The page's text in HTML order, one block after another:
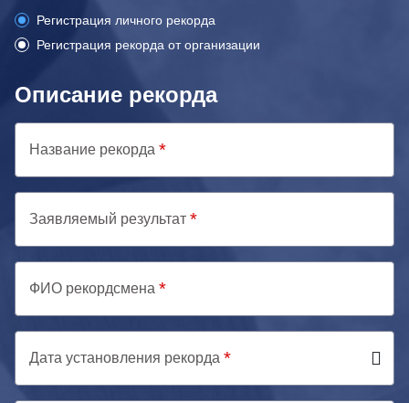
Регистрация личного рекорда
Регистрация рекорда от организации
Описание рекорда
Название рекорда
Заявляемый результат
ФИО рекордсмена
Дата установления рекорда